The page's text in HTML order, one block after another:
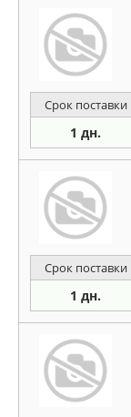
Срок поставки
1 дн.
Срок поставки
1 дн.